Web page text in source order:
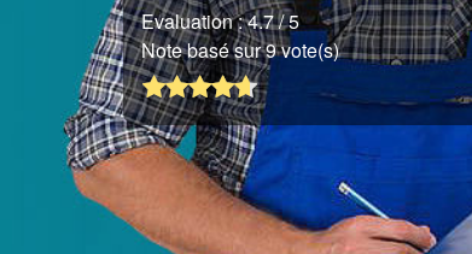
Evaluation :4.7/ 5
Note basé sur 9 vote(s)